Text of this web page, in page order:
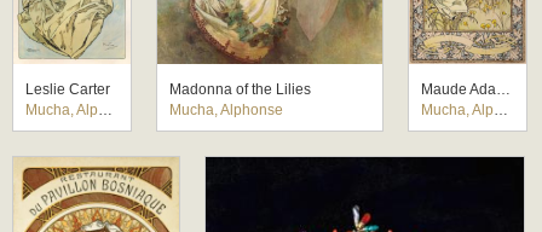
Leslie Carter
Mucha, Alphonse
Madonna of the Lilies
Mucha, Alphonse
Maude Adams
Mucha, Alphonse